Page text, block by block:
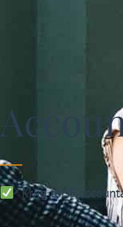
Krijg tot 5